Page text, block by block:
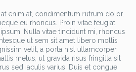
at enim at, condimentum rutrum dolor.
eu rhoncus. Proin vitae feugiat
Nulla vitae tincidunt mi, rhoncus
ut sem sit amet libero mollis
velit, a porta nisl ullamcorper
metus, ut gravida risus fringilla sit
sed iaculis varius. Duis et congue